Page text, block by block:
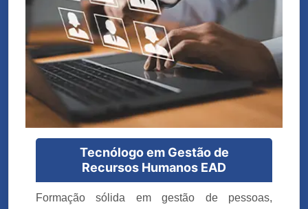
Tecnólogo em Gestão de
Recursos Humanos EAD
Formação sólida em gestão de pessoas,